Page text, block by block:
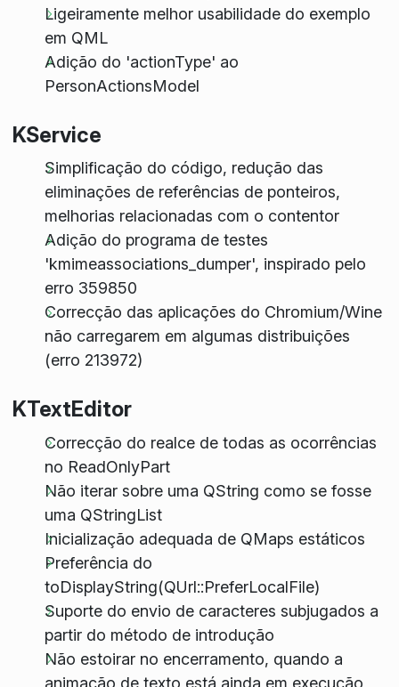
Ligeiramente melhor usabilidade do exemplo
em QML
Adição do 'actionType' ao
PersonActionsModel
KService
Simplificação do código, redução das
eliminações de referências de ponteiros,
melhorias relacionadas com o contentor
Adição do programa de testes
'kmimeassociations_dumper', inspirado pelo
erro 359850
Correcção das aplicações do Chromium/Wine
não carregarem em algumas distribuições
(erro 213972)
KTextEditor
Correcção do realce de todas as ocorrências
no ReadOnlyPart
Não iterar sobre uma QString como se fosse
uma QStringList
Inicialização adequada de QMaps estáticos
Preferência do
toDisplayString(QUrl::PreferLocalFile)
Suporte do envio de caracteres subjugados a
partir do método de introdução
Não estoirar no encerramento, quando a
animação de texto está ainda em execução